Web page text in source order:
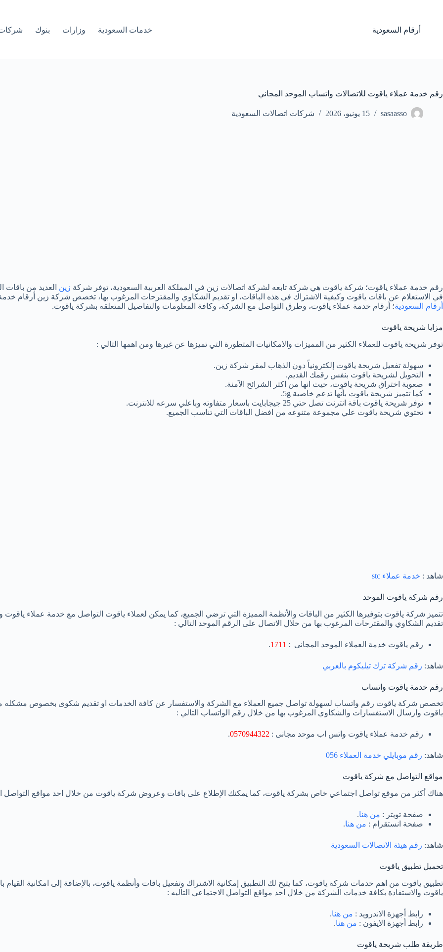
المحتوى
أرقام السعودية خدمات السعودية وزارات بنوك
رقم خدمة عملاء ياقوت للاتصالات واتساب الموحد المجاني
sasaasso 15 يونيو، 2026 شركات اتصالات السعودية
رقم خدمة عملاء ياقوت؛ شركة ياقوت هي شركة تابعه لشركة اتصالات زين في المملكة العربية السعودية، توفر شركة زين العديد من باقات
في الاستعلام عن باقات ياقوت وكيفية الاشتراك في هذه الباقات، او تقديم الشكاوي والمقترحات المرغوب بها، تخصص شركة زين أرقام
أرقام السعودية؛ أرقام خدمة عملاء ياقوت، وطرق التواصل مع الشركة، وكافة المعلومات والتفاصيل المتعلقه بشركة ياقوت.
مزايا شريحة ياقوت
توفر شريحة ياقوت للعملاء الكثير من المميزات والامكانيات المتطورة التي تميزها عن غيرها ومن اهمها التالي :
سهولة تفعيل شريحة ياقوت إلكترونياً دون الذهاب لمقر شركة زين.
التحويل لشريحة ياقوت بنفس رقمك القديم.
صعوبة اختراق شريحة ياقوت، حيث انها من اكثر الشرائح الآمنة.
كما تتميز شريحة ياقوت بأنها تدعم خاصية 5g.
توفر شريحة ياقوت باقة انترنت تصل حتي 25 جيجابايت باسعار متفاوته وباعلي سرعه للانترنت.
تحتوي شريحة ياقوت علي مجموعة متنوعه من افضل الباقات التي تناسب الجميع.
شاهد : خدمة عملاء stc
رقم شركة ياقوت الموحد
تتميز شركة ياقوت بتوفيرها الكثير من الباقات والأنظمة المميزة التي ترضي الجميع، كما يمكن لعملاء ياقوت التواصل مع خدمة عملاء
تقديم الشكاوي والمقترحات المرغوب بها من خلال الاتصال على الرقم الموحد التالي :
رقم ياقوت خدمة العملاء الموحد المجانى : 1711
.
شاهد: رقم شركة ترك تيليكوم بالعربي
رقم خدمة ياقوت واتساب
تخصص شركة ياقوت رقم واتساب لسهولة تواصل جميع العملاء مع الشركة والاستفسار عن كافة الخدمات او تقديم شكوى بخصوص مشكله ما
ياقوت وارسال الاستفسارات والشكاوي المرغوب بها من خلال رقم الواتساب التالي :
رقم خدمة عملاء ياقوت واتس اب موحد مجانى : 0570944322
.
شاهد: رقم موبايلي خدمة العملاء 056
مواقع التواصل مع شركة ياقوت
هناك أكثر من موقع تواصل اجتماعي خاص بشركة ياقوت، كما يمكنك الإطلاع على باقات وعروض شركة ياقوت من خلال احد مواقع التواصل
صفحة تويتر : من هنا.
صفحة انستقرام : من هنا.
شاهد: رقم هيئة الاتصالات السعودية
تحميل تطبيق ياقوت
تطبيق ياقوت من اهم خدمات شركة ياقوت، كما يتيح لك التطبيق إمكانية الاشتراك وتفعيل باقات وأنظمة ياقوت، بالإضافة إلى امكانية
ياقوت والاستفادة بكافة خدمات الشركة من خلال احد مواقع التواصل الاجتماعي التاليه :
رابط أجهزة الاندرويد : من هنا.
رابط أجهزة الايفون : من هنا.
طريقة طلب شريحة ياقوت